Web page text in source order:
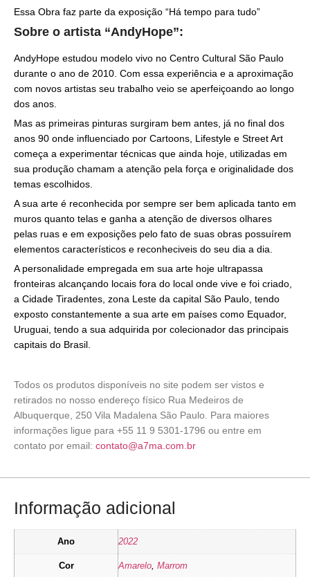
Essa Obra faz parte da exposição “Há tempo para tudo”
Sobre o artista “AndyHope”:
AndyHope estudou modelo vivo no Centro Cultural São Paulo
durante o ano de 2010. Com essa experiência e a aproximação
com novos artistas seu trabalho veio se aperfeiçoando ao longo
dos anos.
Mas as primeiras pinturas surgiram bem antes, já no final dos
anos 90 onde influenciado por Cartoons, Lifestyle e Street Art
começa a experimentar técnicas que ainda hoje, utilizadas em
sua produção chamam a atenção pela força e originalidade dos
temas escolhidos.
A sua arte é reconhecida por sempre ser bem aplicada tanto em
muros quanto telas e ganha a atenção de diversos olhares
pelas ruas e em exposições pelo fato de suas obras possuírem
elementos característicos e reconheciveis do seu dia a dia.
A personalidade empregada em sua arte hoje ultrapassa
fronteiras alcançando locais fora do local onde vive e foi criado,
a Cidade Tiradentes, zona Leste da capital São Paulo, tendo
exposto constantemente a sua arte em países como Equador,
Uruguai, tendo a sua adquirida por colecionador das principais
capitais do Brasil.
Todos os produtos disponíveis no site podem ser vistos e
retirados no nosso endereço físico Rua Medeiros de
Albuquerque, 250 Vila Madalena São Paulo. Para maiores
informações ligue para +55 11 9 5301-1796 ou entre em
contato por email: contato@a7ma.com.br
Informação adicional
Ano 2022
Cor Amarelo Marrom